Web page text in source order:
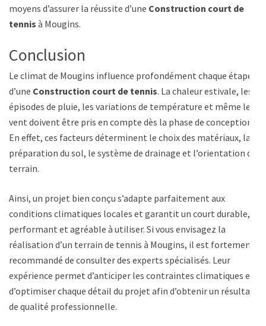
moyens d’assurer la réussite d’une Construction court de
tennis à Mougins.
Conclusion
Le climat de Mougins influence profondément chaque étape
d’une Construction court de tennis. La chaleur estivale, les
épisodes de pluie, les variations de température et même le
vent doivent être pris en compte dès la phase de conception.
En effet, ces facteurs déterminent le choix des matériaux, la
préparation du sol, le système de drainage et l’orientation du
terrain.
Ainsi, un projet bien conçu s’adapte parfaitement aux
conditions climatiques locales et garantit un court durable,
performant et agréable à utiliser. Si vous envisagez la
réalisation d’un terrain de tennis à Mougins, il est fortement
recommandé de consulter des experts spécialisés. Leur
expérience permet d’anticiper les contraintes climatiques et
d’optimiser chaque détail du projet afin d’obtenir un résultat
de qualité professionnelle.